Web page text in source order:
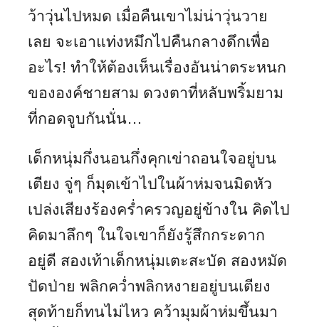
ว้าวุ่นไปหมด เมื่อคืนเขาไม่น่าวุ่นวาย
เลย จะเอาแท่งหมึกไปคืนกลางดึกเพื่อ
อะไร! ทำให้ต้องเห็นเรื่องอันน่าตระหนก
ขององค์ชายสาม ดวงตาที่หลับพริ้มยาม
ที่กอดจูบกันนั่น…
เด็กหนุ่มกึ่งนอนกึ่งคุกเข่าถอนใจอยู่บน
เตียง จู่ๆ ก็มุดเข้าไปในผ้าห่มจนมิดหัว
เปล่งเสียงร้องคร่ำครวญอยู่ข้างใน คิดไป
คิดมาลึกๆ ในใจเขาก็ยังรู้สึกกระดาก
อยู่ดี สองเท้าเด็กหนุ่มเตะสะบัด สองหมัด
ปัดป่าย พลิกคว่ำพลิกหงายอยู่บนเตียง
สุดท้ายก็ทนไม่ไหว คว้ามุมผ้าห่มขึ้นมา